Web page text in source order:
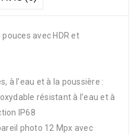
pouces avec HDR et
à l’eau et à la poussière :
résistant à l’eau et à
IP68
photo 12 Mpx avec